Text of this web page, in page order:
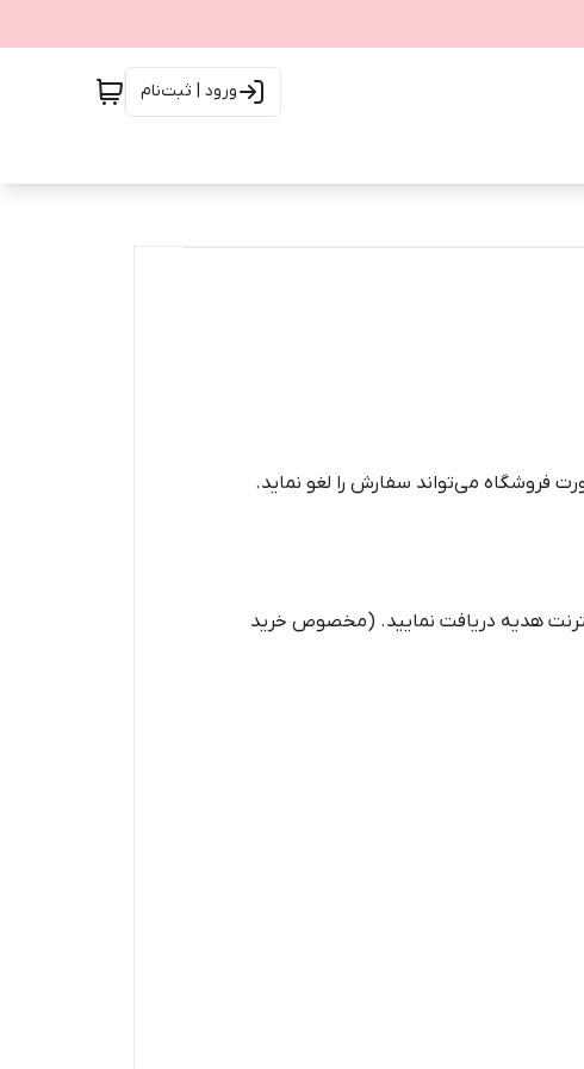
ورود | ثبت‌نام
فروشگاه می‌تواند سفارش را لغو نماید.
تومان از فروشگاه آردین یک سیم‌کارت اعتباری ایرانسل به همراه 5 گیگ اینترنت هدیه دریافت نمایید. (مخصوص خرید